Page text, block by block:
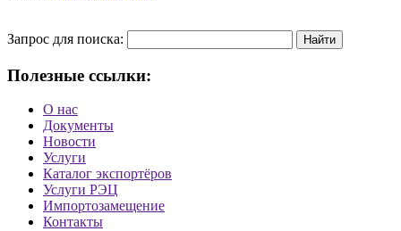
Запрос для поиска:
Полезные ссылки:
О нас
Документы
Новости
Услуги
Каталог экспортёров
Услуги РЭЦ
Импортозамещение
Контакты